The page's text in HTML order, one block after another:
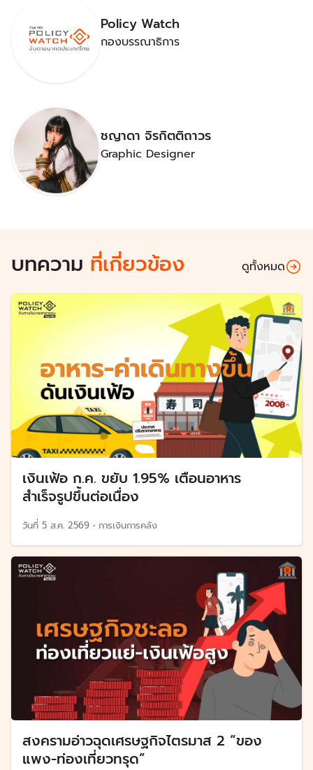
Policy Watch
กองบรรณาธิการ
ชญาดา จิรกิตติถาวร
Graphic Designer
บทความ ที่เกี่ยวข้อง ดูทั้งหมด
เงินเฟ้อ ก.ค. ขยับ 1.95% เตือนอาหาร
สำเร็จรูปขึ้นต่อเนื่อง
วันที่ 5 ส.ค. 2569 • การเงินการคลัง
สงครามอ่าวฉุดเศรษฐกิจไตรมาส 2 “ของ
แพง-ท่องเที่ยวทรุด”